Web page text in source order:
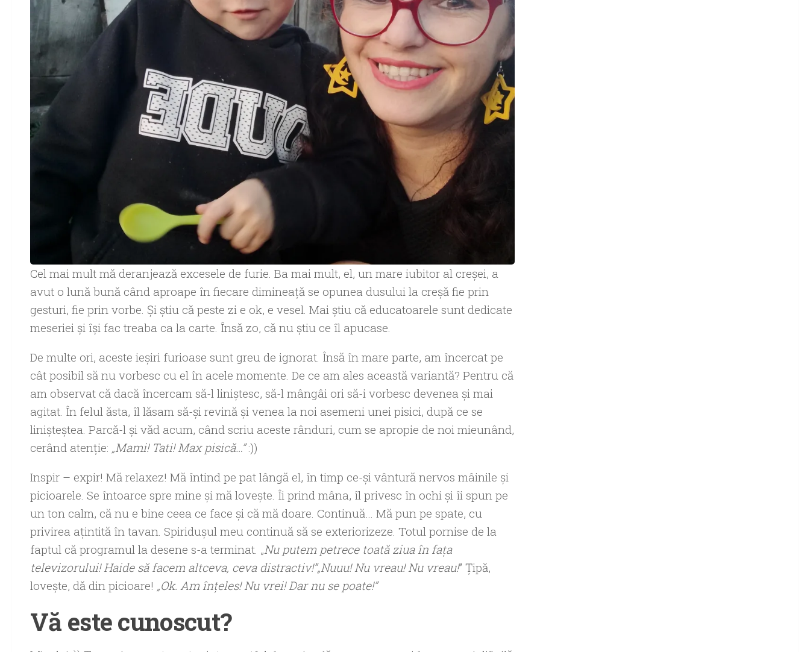
Cel mai mult mă deranjează excesele de furie. Ba mai mult, el, un mare iubitor al creşei, a
avut o lună bună când aproape în fiecare dimineaţă se opunea dusului la creşă fie prin
gesturi, fie prin vorbe. Şi ştiu că peste zi e ok, e vesel. Mai ştiu că educatoarele sunt dedicate
meseriei şi îşi fac treaba ca la carte. Însă zo, că nu ştiu ce îl apucase.
De multe ori, aceste ieşiri furioase sunt greu de ignorat. Însă în mare parte, am încercat pe
cât posibil să nu vorbesc cu el în acele momente. De ce am ales această variantă? Pentru că
am observat că dacă încercam să-l liniştesc, să-l mângâi ori să-i vorbesc devenea şi mai
agitat. În felul ăsta, îl lăsam să-şi revină şi venea la noi asemeni unei pisici, după ce se
linişteştea. Parcă-l şi văd acum, când scriu aceste rânduri, cum se apropie de noi mieunând,
cerând atenţie: „Mami! Tati! Max pisică…”:))
Inspir – expir! Mă relaxez! Mă întind pe pat lângă el, în timp ce-şi vântură nervos mâinile şi
picioarele. Se întoarce spre mine şi mă loveşte. Îi prind mâna, îl privesc în ochi şi îi spun pe
un ton calm, că nu e bine ceea ce face şi că mă doare. Continuă… Mă pun pe spate, cu
privirea aţintită în tavan. Spiriduşul meu continuă să se exteriorizeze. Totul pornise de la
faptul că programul la desene s-a terminat. „Nu putem petrece toată ziua în faţa
televizorului! Haide să facem altceva, ceva distractiv!”„Nuuu! Nu vreau! Nu vreau!” Ţipă,
loveşte, dă din picioare! „Ok. Am înţeles! Nu vrei! Dar nu se poate!”
Vă este cunoscut?